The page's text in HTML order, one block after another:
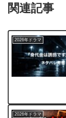
関連記事
2026年ドラマ
2026年ドラマ